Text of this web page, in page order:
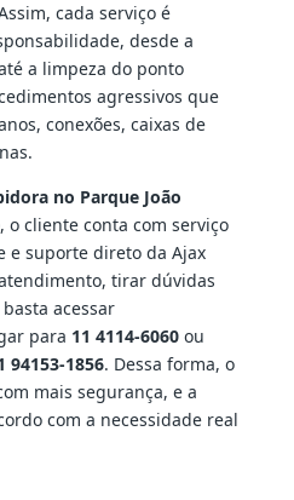
cada serviço é
desde a
a limpeza do ponto
agressivos que
conexões, caixas de
no Parque João
, o cliente conta com serviço
e suporte direto da Ajax
tirar dúvidas
acessar
para 11 4114-6060ou
94153-1856. Dessa forma, o
mais segurança, e a
com a necessidade real